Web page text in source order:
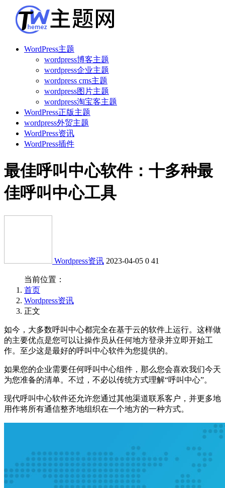
WordPress主题
wordpress博客主题
wordpress企业主题
wordpress cms主题
wordpress图片主题
wordpress淘宝客主题
WordPress正版主题
wordpress外贸主题
WordPress资讯
WordPress插件
最佳呼叫中心软件：十多种最
佳呼叫中心工具
Wordpress资讯 2023-04-05 0 41
当前位置：
首页
Wordpress资讯
正文
如今，大多数呼叫中心都完全在基于云的软件上运行。这样做
的主要优点是您可以让操作员从任何地方登录并立即开始工
作。至少这是最好的呼叫中心软件为您提供的。
如果您的企业需要任何呼叫中心组件，那么您会喜欢我们今天
为您准备的清单。不过，不必以传统方式理解“呼叫中心”。
现代呼叫中心软件还允许您通过其他渠道联系客户，并更多地
用作将所有通信整齐地组织在一个地方的一种方式。